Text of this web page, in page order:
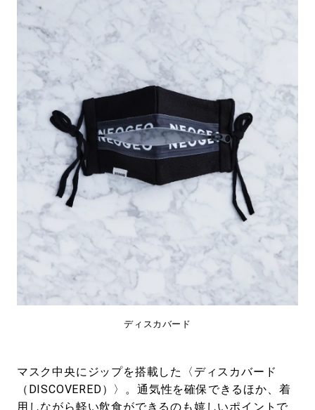
ディスカバード
マスク中央にジップを搭載した〈ディスカバード
（DISCOVERED）〉。通気性を確保できるほか、着
用しながら軽い飲食ができるのも嬉しいポイントで